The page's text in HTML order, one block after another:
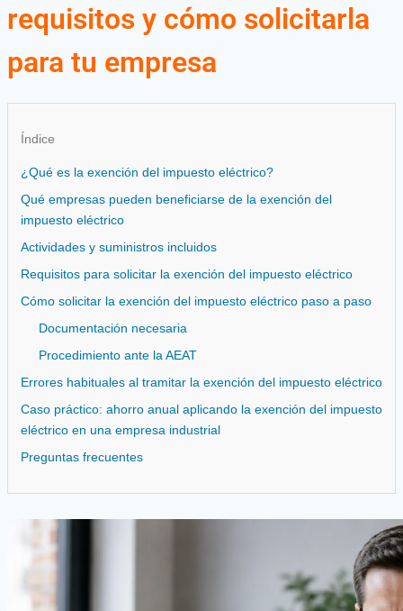
requisitos y cómo solicitarla
para tu empresa
Índice
¿Qué es la exención del impuesto eléctrico?
Qué empresas pueden beneficiarse de la exención del
impuesto eléctrico
Actividades y suministros incluidos
Requisitos para solicitar la exención del impuesto eléctrico
Cómo solicitar la exención del impuesto eléctrico paso a paso
Documentación necesaria
Procedimiento ante la AEAT
Errores habituales al tramitar la exención del impuesto eléctrico
Caso práctico: ahorro anual aplicando la exención del impuesto
eléctrico en una empresa industrial
Preguntas frecuentes